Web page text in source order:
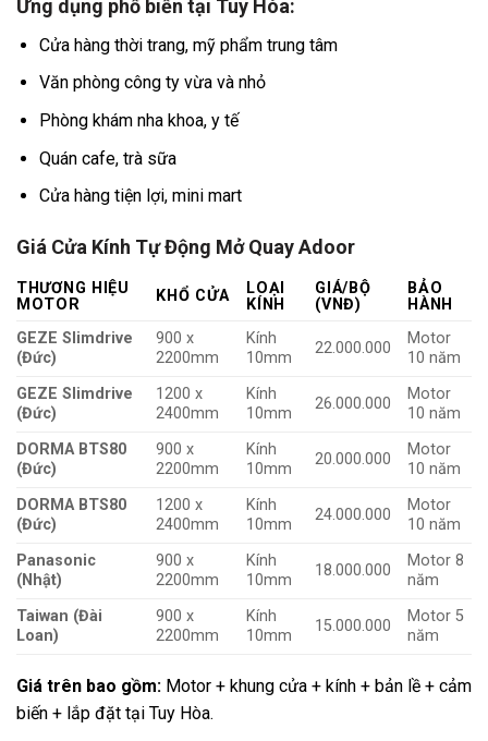
Ứng dụng phổ biến tại Tuy Hòa:
Cửa hàng thời trang, mỹ phẩm trung tâm
Văn phòng công ty vừa và nhỏ
Phòng khám nha khoa, y tế
Quán cafe, trà sữa
Cửa hàng tiện lợi, mini mart
Giá Cửa Kính Tự Động Mở Quay Adoor
THƯƠNG HIỆU
MOTOR
KHỔ CỬA
LOẠI
KÍNH
GIÁ/BỘ
(VNĐ)
BẢO
HÀNH
GEZE Slimdrive
(Đức)
900 x
2200mm
Kính
10mm
22.000.000
Motor
10 năm
GEZE Slimdrive
(Đức)
1200 x
2400mm
Kính
10mm
26.000.000
Motor
10 năm
DORMA BTS80
(Đức)
900 x
2200mm
Kính
10mm
20.000.000
Motor
10 năm
DORMA BTS80
(Đức)
1200 x
2400mm
Kính
10mm
24.000.000
Motor
10 năm
Panasonic
(Nhật)
900 x
2200mm
Kính
10mm
18.000.000
Motor 8
năm
Taiwan (Đài
Loan)
900 x
2200mm
Kính
10mm
15.000.000
Motor 5
năm
Giá trên bao gồm: Motor + khung cửa + kính + bản lề + cảm
biến + lắp đặt tại Tuy Hòa.